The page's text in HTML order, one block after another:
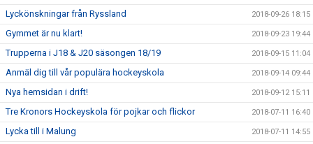
Lyckönskningar från Ryssland 2018-09-26 18:15
Gymmet är nu klart! 2018-09-23 19:44
Trupperna i J18 & J20 säsongen 18/19 2018-09-15 11:04
Anmäl dig till vår populära hockeyskola 2018-09-14 09:44
Nya hemsidan i drift! 2018-09-12 15:11
Tre Kronors Hockeyskola för pojkar och flickor 2018-07-11 16:40
Lycka till i Malung 2018-07-11 14:55